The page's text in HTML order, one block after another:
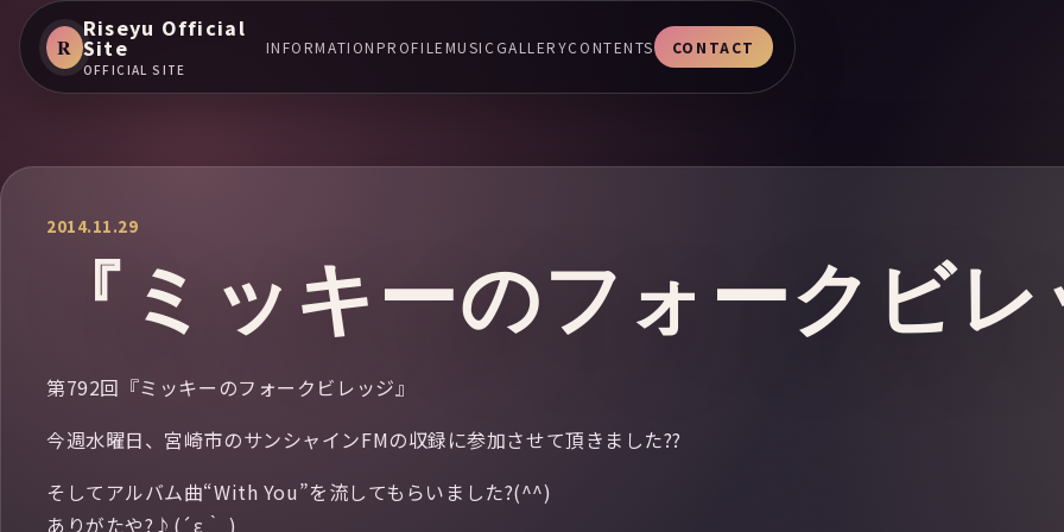
R
Riseyu Official
Site
OFFICIAL SITE
INFORMATIONPROFILEMUSIC GALLERYCONTENTS CONTACT
2014.11.29
『ミッキーのフォークビ
第792回『ミッキーのフォークビレッジ』
今週水曜日、宮崎市のサンシャインFMの収録に参加させて頂きました??
そしてアルバム曲“With You”を流してもらいました?(^^)
ありがたや?♪(´ε｀ )